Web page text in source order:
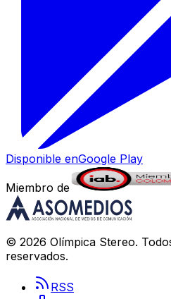
Disponible enGoogle Play
Miembro de
© 2026 Olímpica Stereo.
reservados.
RSS